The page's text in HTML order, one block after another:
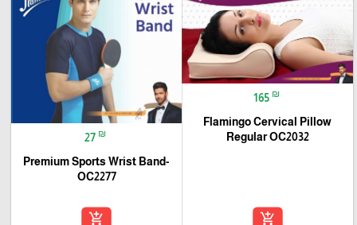
165 ₪
Flamingo Cervical Pillow
Regular OC2032
add_shopping_cart
27 ₪
Premium Sports Wrist Band-
OC2277
add_shopping_cart